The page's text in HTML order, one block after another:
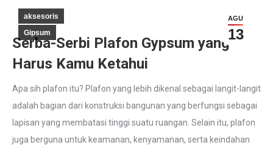
AGU
13
aksesoris
Gipsum
Serba-Serbi Plafon Gypsum yang
Harus Kamu Ketahui
Apa sih plafon itu? Plafon yang lebih dikenal sebagai langit-langit
adalah bagian dari konstruksi bangunan yang berfungsi sebagai
lapisan yang membatasi tinggi suatu ruangan. Selain itu, plafon
juga berguna untuk keamanan, kenyamanan, serta keindahan